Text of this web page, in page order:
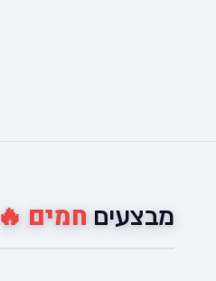
מבצעים חמים 🔥